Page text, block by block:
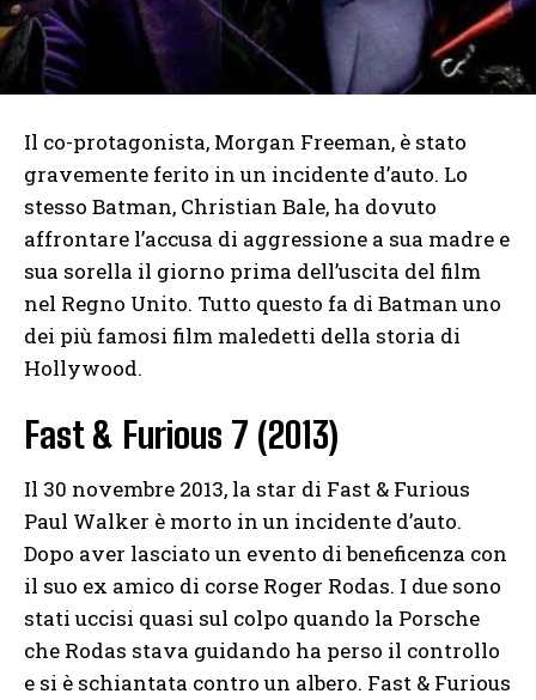
Il co-protagonista, Morgan Freeman, è stato
gravemente ferito in un incidente d’auto. Lo
stesso Batman, Christian Bale, ha dovuto
affrontare l’accusa di aggressione a sua madre e
sua sorella il giorno prima dell’uscita del film
nel Regno Unito. Tutto questo fa di Batman uno
dei più famosi film maledetti della storia di
Hollywood.
Fast & Furious 7 (2013)
Il 30 novembre 2013, la star di Fast & Furious
Paul Walker è morto in un incidente d’auto.
Dopo aver lasciato un evento di beneficenza con
il suo ex amico di corse Roger Rodas. I due sono
stati uccisi quasi sul colpo quando la Porsche
che Rodas stava guidando ha perso il controllo
e si è schiantata contro un albero. Fast & Furious